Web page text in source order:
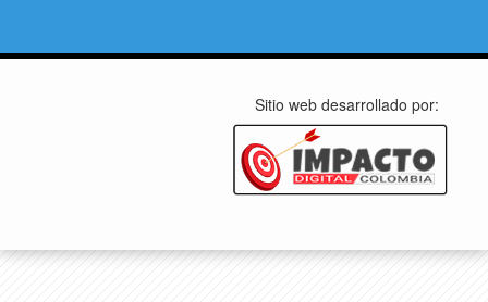
Sitio web desarrollado por: